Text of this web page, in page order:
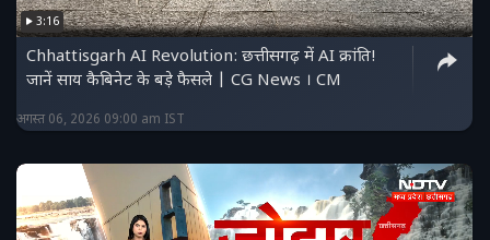
3:16
Chhattisgarh AI Revolution: छत्तीसगढ़ में AI क्रांति!
जानें साय कैबिनेट के बड़े फैसले | CG News । CM
अगस्त 06, 2026 09:00 am IST